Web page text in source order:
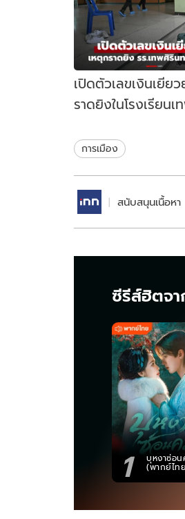
เปิดตัวเลขเงินเยีย
ราดยิงในโรงเรียน
การเมือง
สนับสนุนเนื้อหา
ซีรีส์ฮิตจ
1 บุหงาซ่อน
(พากย์ไท